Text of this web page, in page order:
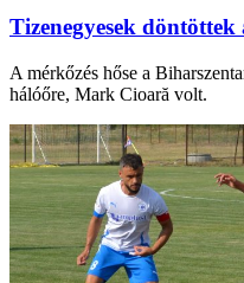
Tizenegyesek
A mérkőzés hőse a
hálóőre, Mark Cioară volt.